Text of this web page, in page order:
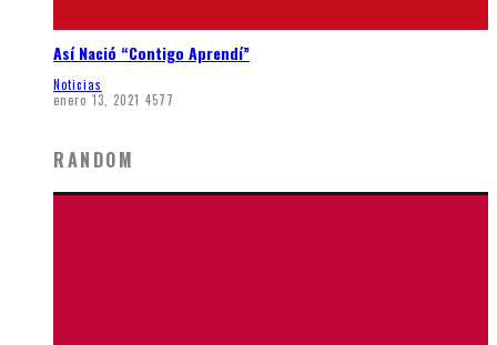
Así Nació “Contigo Aprendí”
Noticias
enero 13, 2021 4577
RANDOM